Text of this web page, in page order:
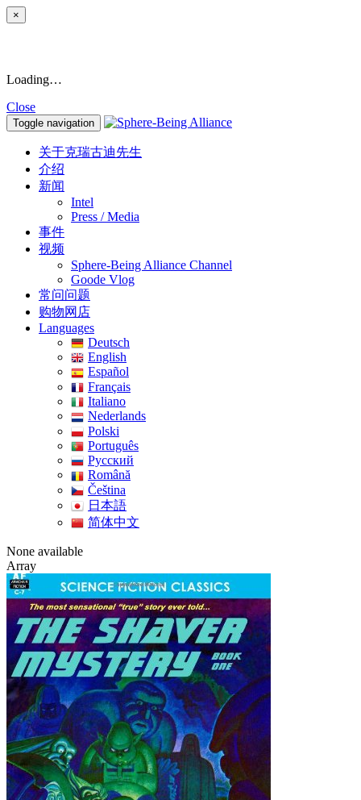
×
Loading…
Close
Toggle navigation
关于克瑞古迪先生
介绍
新闻
Intel
Press / Media
事件
视频
Sphere-Being Alliance Channel
Goode Vlog
常问问题
购物网店
Languages
Deutsch
English
Español
Français
Italiano
Nederlands
Polski
Português
Pусский
Română
Čeština
日本語
简体中文
None available
Array